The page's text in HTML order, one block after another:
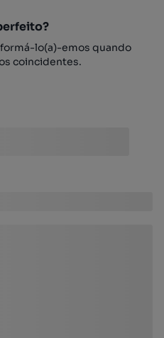
lo(a)-emos quando
coincidentes.